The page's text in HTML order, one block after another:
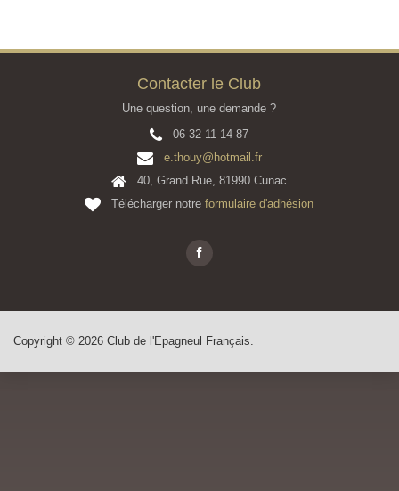
Contacter le Club
Une question, une demande ?
06 32 11 14 87
e.thouy@hotmail.fr
40, Grand Rue, 81990 Cunac
Télécharger notreformulaire d'adhésion
Copyright © 2026 Club de l'Epagneul Français.